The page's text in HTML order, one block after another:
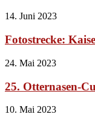
14. Juni 2023
Fotostrecke:
24. Mai 2023
25. Otternasen-
10. Mai 2023